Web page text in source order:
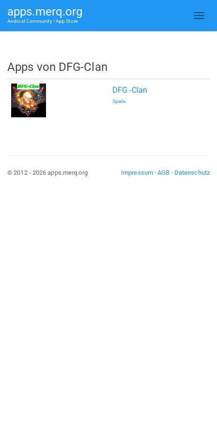
apps.merq.org
Android Community • App Store
Apps von DFG-Clan
DFG -Clan
Spiele
Impressum·AGB · Datenschutz
© 2012 - 2026 apps.merq.org